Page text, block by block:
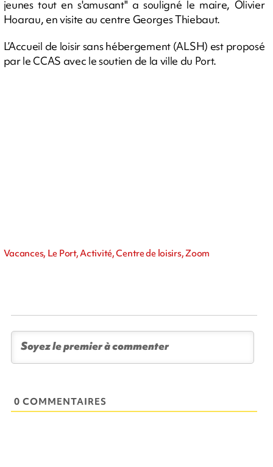
jeunes tout en s'amusant" a souligné le maire, Olivier
Hoarau, en visite au centre Georges Thiebaut.
L’Accueil de loisir sans hébergement (ALSH) est proposé
par le CCAS avec le soutien de la ville du Port.
Vacances, Le Port, Activité, Centre de loisirs, Zoom
0 COMMENTAIRES